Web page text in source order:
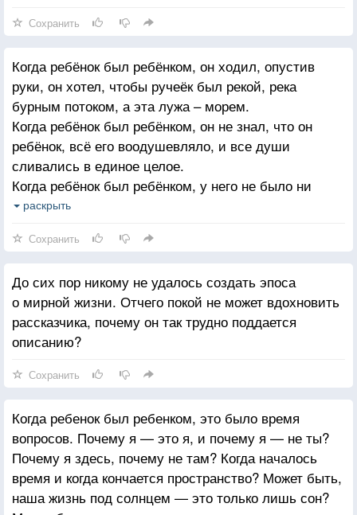
А ты, Кассиэль, часы!
Сохранить
Когда ребёнок был ребёнком, он ходил, опустив
руки, он хотел, чтобы ручеёк был рекой, река
бурным потоком, а эта лужа – морем.
Когда ребёнок был ребёнком, он не знал, что он
ребёнок, всё его воодушевляло, и все души
сливались в единое целое.
Когда ребёнок был ребёнком, у него не было ни
суждений, ни привычек, часто он садился, скрестив
вихры, и он корчил рожи, когда его
фотографировали.
раскрыть
Сохранить
До сих пор никому не удалось создать эпоса
о мирной жизни. Отчего покой не может вдохновить
рассказчика, почему он так трудно поддается
описанию?
Сохранить
Когда ребенок был ребенком, это было время
вопросов. Почему я — это я, и почему я — не ты?
Почему я здесь, почему не там? Когда началось
время и когда кончается пространство? Может быть,
наша жизнь под солнцем — это только лишь сон?